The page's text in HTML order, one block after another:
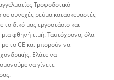
Τροφοδοτικό
συνεχές ρεύμα κατασκευαστές
δικό μας εργοστάσιο και
φθηνή τιμή. Ταυτόχρονα, όλα
το CE και μπορούν να
Ελάτε να
να γίνετε